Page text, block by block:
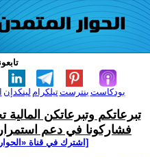
لينكدإن تيلكرامبنترست بودكاست
تبرعاتكم وتبرعاتكن
فشاركونا في دعم
[اشترك في قناة